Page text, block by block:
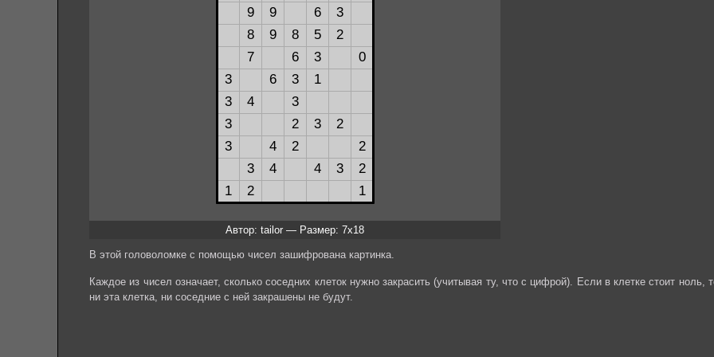
Автор: tailor — Размер: 7x18
В этой головоломке с помощью чисел зашифрована картинка.
Каждое из чисел означает, сколько соседних клеток нужно закрасить (учитывая ту, что с цифрой). Если в клетке стоит ноль,
ни эта клетка, ни соседние с ней закрашены не будут.